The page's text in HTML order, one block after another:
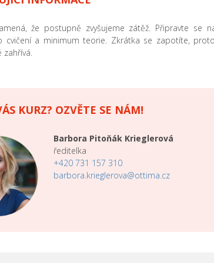
že postupně zvyšujeme zátěž. Připravte se
cvičení a minimum teorie. Zkrátka se zapotíte,
zahřívá.
KURZ? OZVĚTE SE NÁM!
Barbora Pitoňák Krieglerová
ředitelka
+420 731 157 310
barbora.krieglerova@ottima.cz